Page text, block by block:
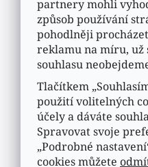
partnery mohli
způsob používání
pohodlněji
reklamu na míru, už
souhlasu
Tlačítkem
použití volitelných
účely a dáváte
Spravovat svoje
„Podrobné
cookies můžete